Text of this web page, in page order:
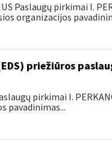
Paslaugų pirkimai I.
organizacijos
priežiūros
pirkimai I.
pavadinimas...